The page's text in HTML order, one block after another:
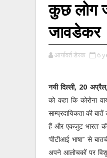
कुछ लोग
जावडेकर
आर्यावर्त डेस्क 6
नयी दिल्ली, 20 अप्रैल,
को कहा कि कोरोना
साम्प्रदायिकता की
हैं और एकजुट भारत’
‘पीटीआई भाषा’’ से
अपने आलोचकों पर